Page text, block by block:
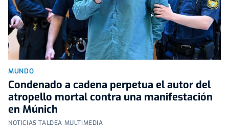
MUNDO
Condenado a cadena perpetua el autor del
atropello mortal contra una manifestación
en Múnich
NOTICIAS TALDEA MULTIMEDIA